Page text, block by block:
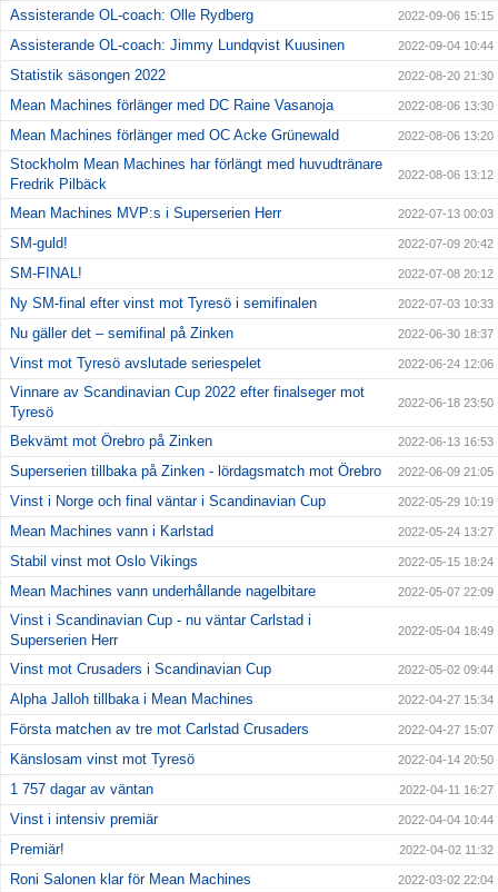
Assisterande OL-coach: Olle Rydberg 2022-09-06 15:15
Assisterande OL-coach: Jimmy Lundqvist Kuusinen 2022-09-04 10:44
Statistik säsongen 2022 2022-08-20 21:30
Mean Machines förlänger med DC Raine Vasanoja 2022-08-06 13:30
Mean Machines förlänger med OC Acke Grünewald 2022-08-06 13:20
Stockholm Mean Machines har förlängt med huvudtränare
Fredrik Pilbäck
2022-08-06 13:12
Mean Machines MVP:s i Superserien Herr 2022-07-13 00:03
SM-guld! 2022-07-09 20:42
SM-FINAL! 2022-07-08 20:12
Ny SM-final efter vinst mot Tyresö i semifinalen 2022-07-03 10:33
Nu gäller det – semifinal på Zinken 2022-06-30 18:37
Vinst mot Tyresö avslutade seriespelet 2022-06-24 12:06
Vinnare av Scandinavian Cup 2022 efter finalseger mot
Tyresö
2022-06-18 23:50
Bekvämt mot Örebro på Zinken 2022-06-13 16:53
Superserien tillbaka på Zinken - lördagsmatch mot Örebro 2022-06-09 21:05
Vinst i Norge och final väntar i Scandinavian Cup 2022-05-29 10:19
Mean Machines vann i Karlstad 2022-05-24 13:27
Stabil vinst mot Oslo Vikings 2022-05-15 18:24
Mean Machines vann underhållande nagelbitare 2022-05-07 22:09
Vinst i Scandinavian Cup - nu väntar Carlstad i
Superserien Herr
2022-05-04 18:49
Vinst mot Crusaders i Scandinavian Cup 2022-05-02 09:44
Alpha Jalloh tillbaka i Mean Machines 2022-04-27 15:34
Första matchen av tre mot Carlstad Crusaders 2022-04-27 15:07
Känslosam vinst mot Tyresö 2022-04-14 20:50
1 757 dagar av väntan 2022-04-11 16:27
Vinst i intensiv premiär 2022-04-04 10:44
Premiär! 2022-04-02 11:32
Roni Salonen klar för Mean Machines 2022-03-02 22:04